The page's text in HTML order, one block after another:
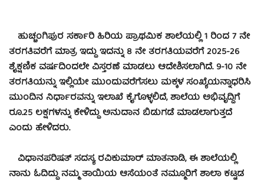
ಹುಚ್ಚಂಗಿಪುರ ಸರ್ಕಾರಿ ಹಿರಿಯ ಪ್ರಾಥಮಿಕ ಶಾಲೆಯಲ್ಲಿ 1 ರಿಂದ 7 ನೇ
ತರಗತಿವರೆಗೆ ಮಾತ್ರ ಇದ್ದು ಇದನ್ನು 8 ನೇ ತರಗತಿಯವರೆಗೆ 2025-26
ಶೈಕ್ಷಣಿಕ ವರ್ಷದಿಂದಲೇ ವಿಸ್ತರಣೆ ಮಾಡಲು ಆದೇಶಿಸಲಾಗಿದೆ. 9-10 ನೇ
ತರಗತಿಯನ್ನು ಇಲ್ಲಿಯೇ ಮುಂದುವರೆಗೆಸಲು ಮಕ್ಕಳ ಸಂಖ್ಯೆಯನ್ನಾಧರಿಸಿ
ಮುಂದಿನ ನಿರ್ಧಾರವನ್ನು ಇಲಾಖೆ ಕೈಗೊಳ್ಳಲಿದೆ, ಶಾಲೆಯ ಅಭಿವೃದ್ದಿಗೆ
ರೂ.25 ಲಕ್ಷಗಳನ್ನು ಕೇಳಿದ್ದು ಅನುದಾನ ಬಿಡುಗಡೆ ಮಾಡಲಾಗುತ್ತದೆ
ಎಂದು ಹೇಳಿದರು.
ವಿಧಾನಪರಿಷತ್ ಸದಸ್ಯ ರವಿಕುಮಾರ್ ಮಾತನಾಡಿ, ಈ ಶಾಲೆಯಲ್ಲಿ
ನಾನು ಓದಿದ್ದು ನಮ್ಮ ತಾಯಿಯ ಆಸೆಯಂತೆ ನಮ್ಮೂರಿಗೆ ಶಾಲಾ ಕಟ್ಟಡ